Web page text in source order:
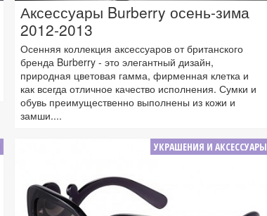
Аксессуары Burberry осень-зима
2012-2013
Осенняя коллекция аксессуаров от британского
бренда Burberry - это элегантный дизайн,
природная цветовая гамма, фирменная клетка и
как всегда отличное качество исполнения. Сумки и
обувь преимущественно выполнены из кожи и
замши....
УКРАШЕНИЯ И АКСЕССУАРЫ